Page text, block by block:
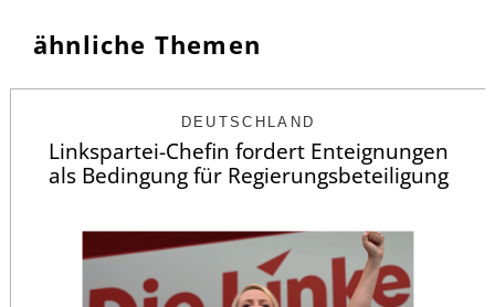
ähnliche Themen
DEUTSCHLAND
Linkspartei-Chefin fordert Enteignungen
als Bedingung für Regierungsbeteiligung